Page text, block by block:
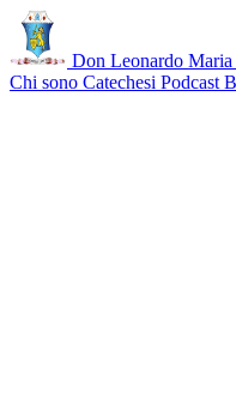
Don Leonardo Maria
Chi sono Catechesi Podcast